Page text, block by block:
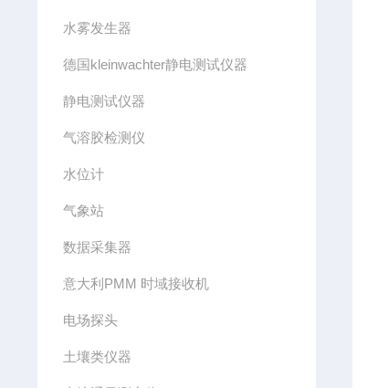
水雾发生器
德国kleinwachter静电测试仪器
静电测试仪器
气溶胶检测仪
水位计
气象站
数据采集器
意大利PMM 时域接收机
电场探头
土壤类仪器